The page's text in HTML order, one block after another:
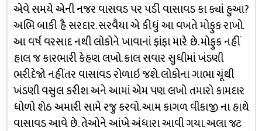
એવે સમયે એની નજર વાસવડ પર પડી વાસાવડ કા ક્યાં હુઆ?
અભિ બાકી હૈ સરદાર. સરવૈયા એ કીધું આ વખતે મોફુક રાખો.
આ વર્ષ વરસાદ નથી લોકોને ખાવાનાં ફાંફા મારે છે. મોફુક નહીં
હાલ જ કારભારી કેહણ લખો. કાલ સવાર સુધીમાં ખંડણી
ભરીદેજો નહીંતર વાસાવડ રોળાઇ જશે. લોકોના ગાભા ચૂંથી
ખંડણી વસુલ કરીશ અને આમાં એમ પણ લખો તમારો કામદાર
ધોળો શેઠ અમારી સામે રજુ કરવો. આમ કાગળ વીકાજી ના હાથે
વાસાવડ આવે છે. તેઓને આંખે અંધારા આવી ગયા. અલા જટ